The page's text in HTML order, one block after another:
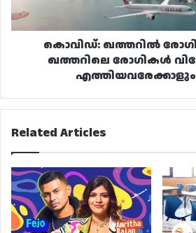
നിന്ന്
എത്തിയവരേക്കാളും
കൊവിഡ്: ഖത്തറിൽ
ഖത്തറിലെ രോഗികൾ
Related Articles